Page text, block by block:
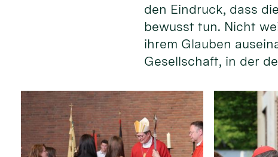
den Eindruck, dass
bewusst tun. Nicht
ihrem Glauben
Gesellschaft, in der